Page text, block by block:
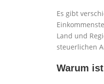
Es gibt
Land und
steuerlichen
Warum